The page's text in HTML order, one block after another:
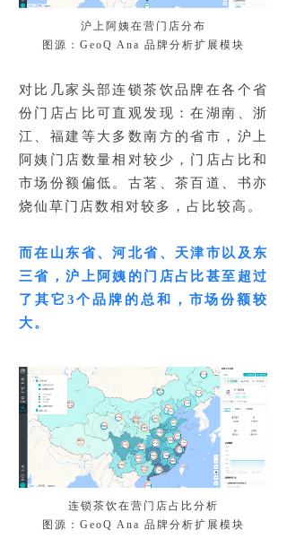
沪上阿姨在营门店分布
图源：GeoQ Ana 品牌分析扩展模块
对比几家头部连锁茶饮品牌在各个省
份门店占比可直观发现：在湖南、浙
江、福建等大多数南方的省市，沪上
阿姨门店数量相对较少，门店占比和
市场份额偏低。古茗、茶百道、书亦
烧仙草门店数相对较多，占比较高。
而在山东省、河北省、天津市以及东
三省，沪上阿姨的门店占比甚至超过
了其它3个品牌的总和，市场份额较
大。
连锁茶饮在营门店占比分析
图源：GeoQ Ana 品牌分析扩展模块